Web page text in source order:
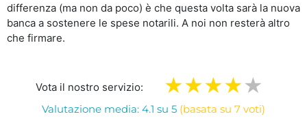
differenza (ma non da poco) è che questa volta sarà la nuova
banca a sostenere le spese notarili. A noi non resterà altro
che firmare.
Vota il nostro servizio:
Valutazione media: 4.1 su 5 (basata su 7 voti)